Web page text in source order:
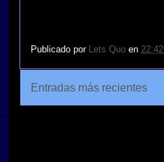
Publicado por Lets Quo en 22:42
Entradas más recientes